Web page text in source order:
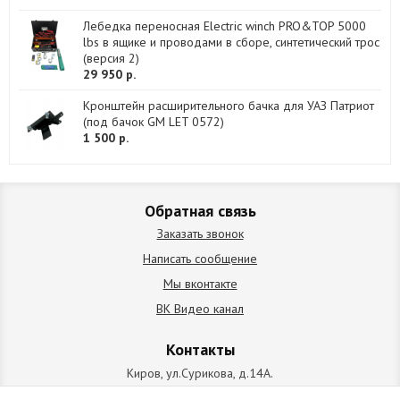
Лебедка переносная Electric winch PRO&TOP 5000
lbs в ящике и проводами в сборе, синтетический трос
(версия 2)
29 950 р.
Кронштейн расширительного бачка для УАЗ Патриот
(под бачок GM LET 0572)
1 500 р.
Обратная связь
Заказать звонок
Написать сообщение
Мы вконтакте
ВК Видео канал
Контакты
Киров, ул.Сурикова, д.14А.
схема проезда